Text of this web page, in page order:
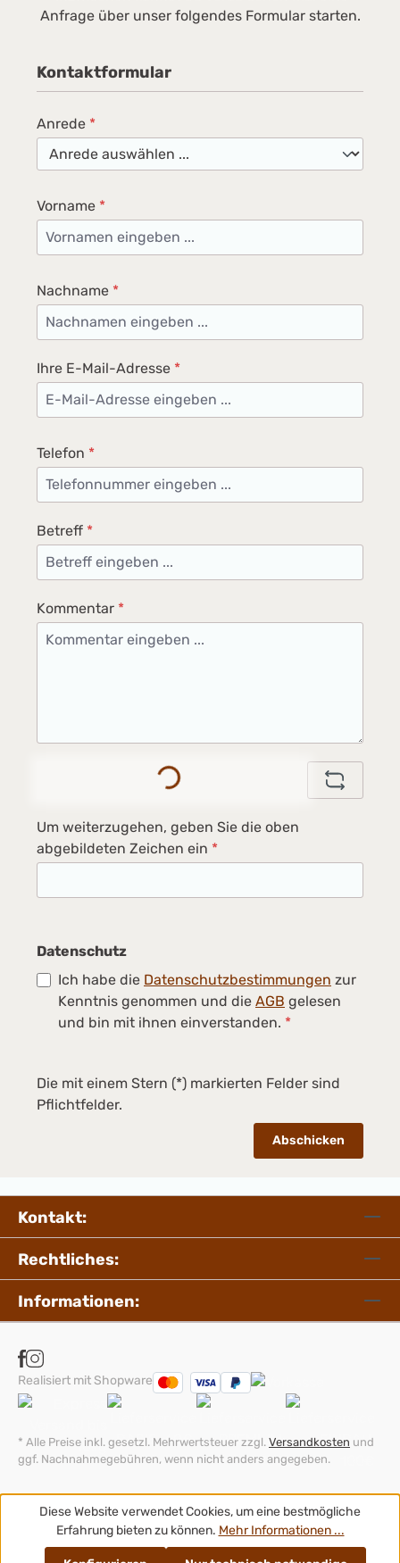
Anfrage über unser folgendes Formular starten.
Kontaktformular
Anrede *
Vorname *
Nachname *
Ihre E-Mail-Adresse *
Telefon *
Betreff *
Kommentar *
Loading...
Um weiterzugehen, geben Sie die oben
abgebildeten Zeichen ein *
Datenschutz
Ich habe die Datenschutzbestimmungen zur
Kenntnis genommen und die AGB gelesen
und bin mit ihnen einverstanden. *
Die mit einem Stern (*) markierten Felder sind
Pflichtfelder.
Abschicken
Kontakt:
Rechtliches:
Informationen:
Realisiert mit Shopware
* Alle Preise inkl. gesetzl. Mehrwertsteuer zzgl. Versandkosten und
ggf. Nachnahmegebühren, wenn nicht anders angegeben.
Diese Website verwendet Cookies, um eine bestmögliche
Erfahrung bieten zu können. Mehr Informationen ...